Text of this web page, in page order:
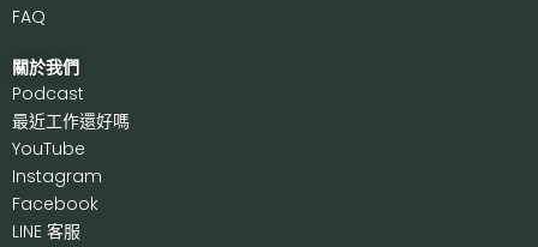
FAQ
關於我們
Podcast
最近工作還好嗎
YouTube
Instagram
Facebook
LINE 客服